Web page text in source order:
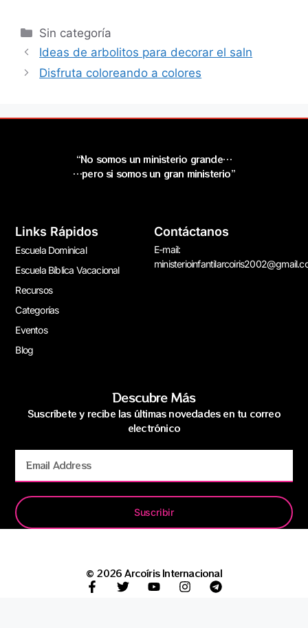
Sin categoría
Ideas de arbolitos para decorar el saln
Disfruta coloreando a colores
“No somos un ministerio grande…
…pero si somos un gran ministerio”
Links Rápidos
Escuela Dominical
Escuela Bíblica Vacacional
Recursos
Categorías
Eventos
Blog
Contáctanos
E-mail:
Descubre Más
Suscríbete y recibe las últimas novedades en tu correo
electrónico
Suscribir
© 2026 Arcoíris Internacional